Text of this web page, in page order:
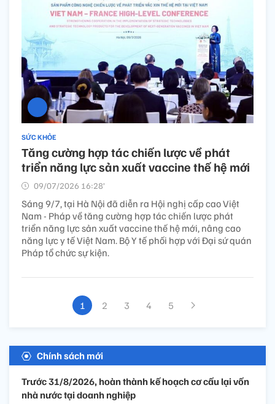
SỨC KHỎE
Tăng cường hợp tác chiến lược về phát
triển năng lực sản xuất vaccine thế hệ mới
09/07/2026 16:28’
Sáng 9/7, tại Hà Nội đã diễn ra Hội nghị cấp cao Việt
Nam - Pháp về tăng cường hợp tác chiến lược phát
triển năng lực sản xuất vaccine thế hệ mới, nâng cao
năng lực y tế Việt Nam. Bộ Y tế phối hợp với Đại sứ quán
Pháp tổ chức sự kiện.
1 2 3 4 5
Chính sách mới
Trước 31/8/2026, hoàn thành kế hoạch cơ cấu lại vốn
nhà nước tại doanh nghiệp